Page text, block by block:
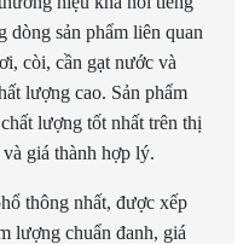
dòng sản phẩm liên quan
còi, cần gạt nước và
lượng cao. Sản phẩm
lượng tốt nhất trên thị
giá thành hợp lý.
thông nhất, được xếp
lượng chuẩn đanh, giá